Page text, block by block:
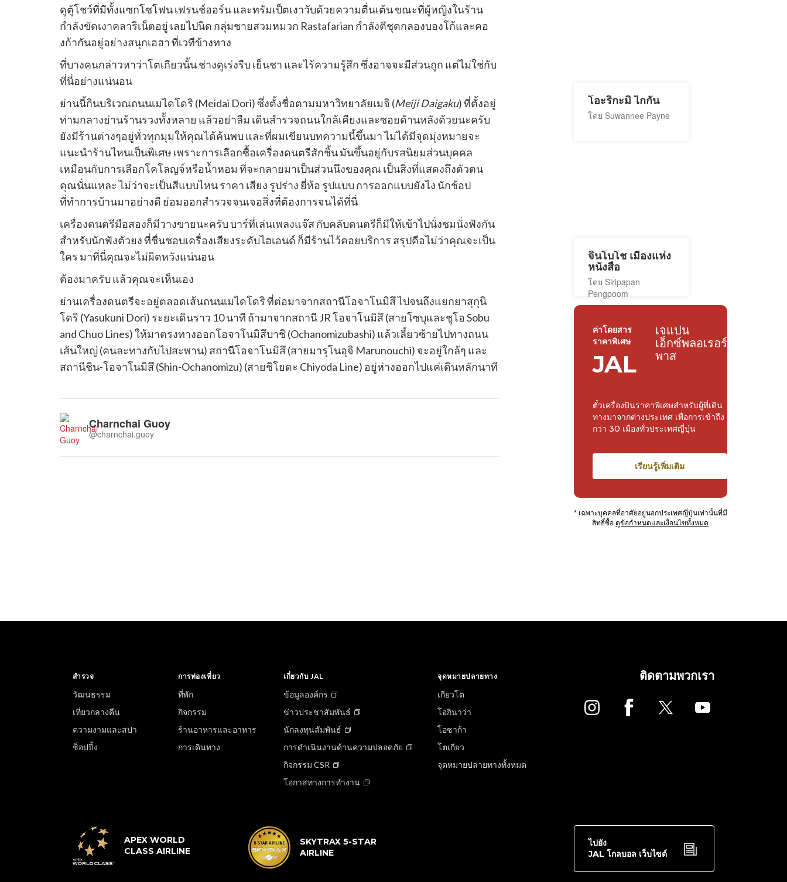
ดูตู้โชว์ที่มีทั้งแซกโซโฟน เฟรนช์ฮอร์น และทรัมเป็ตเงาวับด้วยความตื่นเต้น ขณะที่ผู้หญิงในร้าน
กำลังขัดเงาคลาริเน็ตอยู่ เลยไปนิด กลุ่มชายสวมหมวก Rastafarian กำลังตีชุดกลองบองโก้และคอ
งก้ากันอยู่อย่างสนุกเฮฮา ที่เวทีข้างทาง
ที่บางคนกล่าวหาว่าโตเกียวนั้น ช่างดูเร่งรีบ เย็นชา และไร้ความรู้สึก ซึ่งอาจจะมีส่วนถูก แต่ไม่ใช่กับ
ที่นี่อย่างแน่นอน
ย่านนี้กินบริเวณถนนเมไดโดริ (Meidai Dori) ซึ่งตั้งชื่อตามมหาวิทยาลัยเมจิ (Meiji Daigaku) ที่ตั้งอยู่
ท่ามกลางย่านร้านรวงทั้งหลาย แล้วอย่าลืม เดินสำรวจถนนใกล้เคียงและซอยด้านหลังด้วยนะครับ
ยังมีร้านต่างๆอยู่ทั่วทุกมุมให้คุณได้ค้นพบ และที่ผมเขียนบทความนี้ขึ้นมา ไม่ได้มีจุดมุ่งหมายจะ
แนะนำร้านไหนเป็นพิเศษ เพราะการเลือกซื้อเครื่องดนตรีสักชิ้น มันขึ้นอยู่กับรสนิยมส่วนบุคคล
เหมือนกับการเลือกโคโลญจ์หรือน้ำหอม ที่จะกลายมาเป็นส่วนนึงของคุณ เป็นสิ่งที่แสดงถึงตัวตน
คุณนั่นแหละ ไม่ว่าจะเป็นสีแบบไหน ราคา เสียง รูปร่าง ยี่ห้อ รูปแบบ การออกแบบยังไง นักช้อป
ที่ทำการบ้านมาอย่างดี ย่อมออกสำรวจจนเจอสิ่งที่ต้องการจนได้ที่นี่
เครื่องดนตรีมือสองก็มีวางขายนะครับ บาร์ที่เล่นเพลงแจ๊ส กับคลับดนตรีก็มีให้เข้าไปนั่งชมนั่งฟังกัน
สำหรับนักฟังตัวยง ที่ชื่นชอบเครื่องเสียงระดับไฮเอนด์ ก็มีร้านไว้คอยบริการ สรุปคือไม่ว่าคุณจะเป็น
ใคร มาที่นี่คุณจะไม่ผิดหวังแน่นอน
ต้องมาครับ แล้วคุณจะเห็นเอง
ย่านเครื่องดนตรีจะอยู่ตลอดเส้นถนนเมไดโดริ ที่ต่อมาจากสถานีโอจาโนมิสึ ไปจนถึงแยกยาสุกุนิ
โดริ (Yasukuni Dori) ระยะเดินราว 10 นาที ถ้ามาจากสถานี JR โอจาโนมิสึ (สายโซบุและชูโอ Sobu
and Chuo Lines) ให้มาตรงทางออกโอจาโนมิสึบาชิ (Ochanomizubashi) แล้วเลี้ยวซ้ายไปทางถนน
เส้นใหญ่ (คนละทางกับไปสะพาน) สถานีโอจาโนมิสึ (สายมารุโนอุจิ Marunouchi) จะอยู่ใกล้ๆ และ
สถานีชิน-โอจาโนมิสึ (Shin-Ochanomizu) (สายชิโยดะ Chiyoda Line) อยู่ห่างออกไปแค่เดินหลักนาที
Charnchai Guoy
@charnchai.guoy
โอะริกะมิ ไกกัน
โดย Suwannee Payne
จินโบโช เมืองแห่ง
หนังสือ
โดย Siripapan
Pengpoom
ค่าโดยสาร
ราคาพิเศษ
JAL
เจแปน
เอ็กซ์พลอเรอร์
พาส
ตั๋วเครื่องบินราคาพิเศษสำหรับผู้ที่เดิน
ทางมาจากต่างประเทศ เพื่อการเข้าถึง
กว่า 30 เมืองทั่วประเทศญี่ปุ่น
เรียนรู้เพิ่มเติม
* เฉพาะบุคคลที่อาศัยอยู่นอกประเทศญี่ปุ่นเท่านั้นที่มี
สิทธิ์ซื้อดูข้อกำหนดและเงื่อนไขทั้งหมด
สำรวจ
วัฒนธรรม
เที่ยวกลางคืน
ความงามและสปา
ช็อปปิ้ง
การท่องเที่ยว
ที่พัก
กิจกรรม
ร้านอาหารและอาหาร
การเดินทาง
เกี่ยวกับ JAL
ข้อมูลองค์กร
ข่าวประชาสัมพันธ์
นักลงทุนสัมพันธ์
การดำเนินงานด้านความปลอดภัย
กิจกรรม CSR
โอกาสทางการทำงาน
จุดหมายปลายทาง
เกียวโต
โอกินาว่า
โอซาก้า
โตเกียว
จุดหมายปลายทางทั้งหมด
ติดตามพวกเรา
APEX WORLD
CLASS AIRLINE
SKYTRAX 5-STAR
AIRLINE
ไปยัง
JAL โกลบอล เว็บไซต์